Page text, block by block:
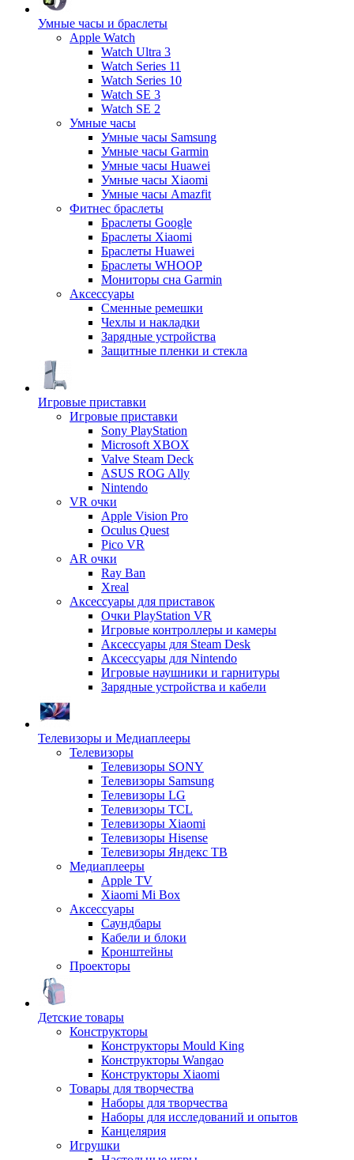
Умные часы и браслеты
Apple Watch
Watch Ultra 3
Watch Series 11
Watch Series 10
Watch SE 3
Watch SE 2
Умные часы
Умные часы Samsung
Умные часы Garmin
Умные часы Huawei
Умные часы Xiaomi
Умные часы Amazfit
Фитнес браслеты
Браслеты Google
Браслеты Xiaomi
Браслеты Huawei
Браслеты WHOOP
Мониторы сна Garmin
Аксессуары
Сменные ремешки
Чехлы и накладки
Зарядные устройства
Защитные пленки и стекла
Игровые приставки
Игровые приставки
Sony PlayStation
Microsoft XBOX
Valve Steam Deck
ASUS ROG Ally
Nintendo
VR очки
Apple Vision Pro
Oculus Quest
Pico VR
AR очки
Ray Ban
Xreal
Аксессуары для приставок
Очки PlayStation VR
Игровые контроллеры и камеры
Аксессуары для Steam Desk
Аксессуары для Nintendo
Игровые наушники и гарнитуры
Зарядные устройства и кабели
Телевизоры и Медиаплееры
Телевизоры
Телевизоры SONY
Телевизоры Samsung
Телевизоры LG
Телевизоры TCL
Телевизоры Xiaomi
Телевизоры Hisense
Телевизоры Яндекс ТВ
Медиаплееры
Apple TV
Xiaomi Mi Box
Аксессуары
Саундбары
Кабели и блоки
Кронштейны
Проекторы
Детские товары
Конструкторы
Конструкторы Mould King
Конструкторы Wangao
Конструкторы Xiaomi
Товары для творчества
Наборы для творчества
Наборы для исследований и опытов
Канцелярия
Игрушки